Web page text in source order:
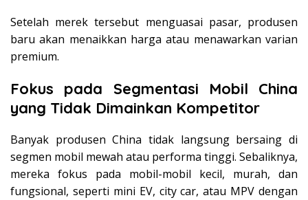
Setelah merek tersebut menguasai pasar, produsen
baru akan menaikkan harga atau menawarkan varian
premium.
Fokus pada Segmentasi Mobil China
yang Tidak Dimainkan Kompetitor
Banyak produsen China tidak langsung bersaing di
segmen mobil mewah atau performa tinggi. Sebaliknya,
mereka fokus pada mobil-mobil kecil, murah, dan
fungsional, seperti mini EV, city car, atau MPV dengan